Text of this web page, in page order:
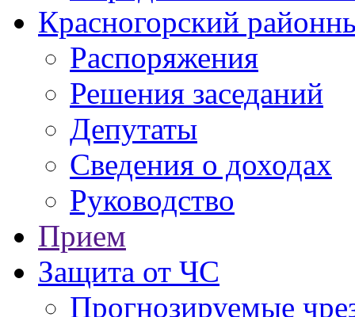
Красногорский
Распоряжения
Решения заседаний
Депутаты
Сведения о доходах
Руководство
Прием
Защита от ЧС
Прогнозируемые